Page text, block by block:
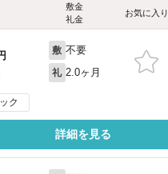
敷金
礼金
お気に入り
敷 不要
礼 2.0ヶ月
ク
詳細を見る